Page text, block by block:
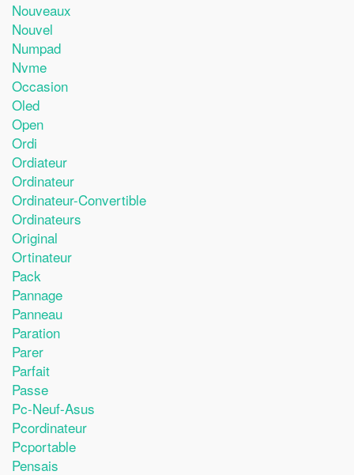
Nouveaux
Nouvel
Numpad
Nvme
Occasion
Oled
Open
Ordi
Ordiateur
Ordinateur
Ordinateur-Convertible
Ordinateurs
Original
Ortinateur
Pack
Pannage
Panneau
Paration
Parer
Parfait
Passe
Pc-Neuf-Asus
Pcordinateur
Pcportable
Pensais